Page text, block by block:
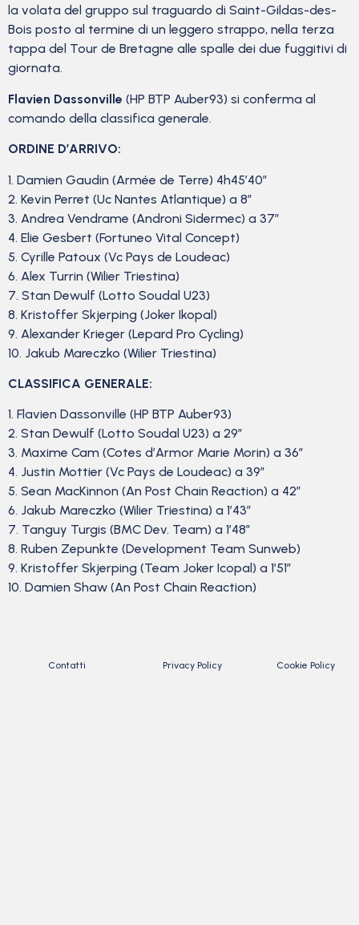
la volata del gruppo sul traguardo di Saint-Gildas-des-
Bois posto al termine di un leggero strappo, nella terza
tappa del Tour de Bretagne alle spalle dei due fuggitivi di
giornata.
Flavien Dassonville (HP BTP Auber93) si conferma al
comando della classifica generale.
ORDINE D’ARRIVO:
1. Damien Gaudin (Armée de Terre) 4h45’40”
2. Kevin Perret (Uc Nantes Atlantique) a 8″
3. Andrea Vendrame (Androni Sidermec) a 37″
4. Elie Gesbert (Fortuneo Vital Concept)
5. Cyrille Patoux (Vc Pays de Loudeac)
6. Alex Turrin (Wilier Triestina)
7. Stan Dewulf (Lotto Soudal U23)
8. Kristoffer Skjerping (Joker Ikopal)
9. Alexander Krieger (Lepard Pro Cycling)
10. Jakub Mareczko (Wilier Triestina)
CLASSIFICA GENERALE:
1. Flavien Dassonville (HP BTP Auber93)
2. Stan Dewulf (Lotto Soudal U23) a 29″
3. Maxime Cam (Cotes d’Armor Marie Morin) a 36″
4. Justin Mottier (Vc Pays de Loudeac) a 39″
5. Sean MacKinnon (An Post Chain Reaction) a 42″
6. Jakub Mareczko (Wilier Triestina) a 1’43”
7. Tanguy Turgis (BMC Dev. Team) a 1’48”
8. Ruben Zepunkte (Development Team Sunweb)
9. Kristoffer Skjerping (Team Joker Icopal) a 1’51”
10. Damien Shaw (An Post Chain Reaction)
Contatti Privacy Policy Cookie Policy